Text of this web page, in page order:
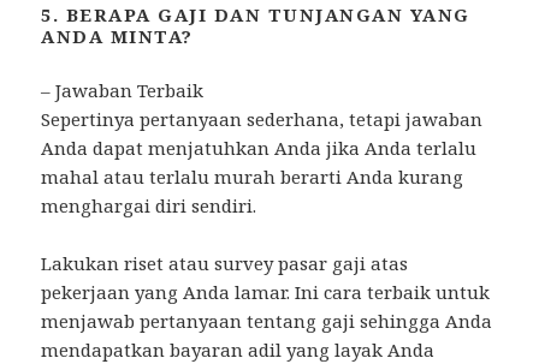
5. BERAPA GAJI DAN TUNJANGAN YANG
ANDA MINTA?
– Jawaban Terbaik
Sepertinya pertanyaan sederhana, tetapi jawaban
Anda dapat menjatuhkan Anda jika Anda terlalu
mahal atau terlalu murah berarti Anda kurang
menghargai diri sendiri.
Lakukan riset atau survey pasar gaji atas
pekerjaan yang Anda lamar. Ini cara terbaik untuk
menjawab pertanyaan tentang gaji sehingga Anda
mendapatkan bayaran adil yang layak Anda